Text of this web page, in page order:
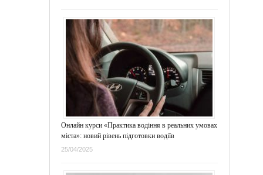
Онлайн курси «Практика водіння в реальних умовах
міста»: новий рівень підготовки водіїв
25/04/2025